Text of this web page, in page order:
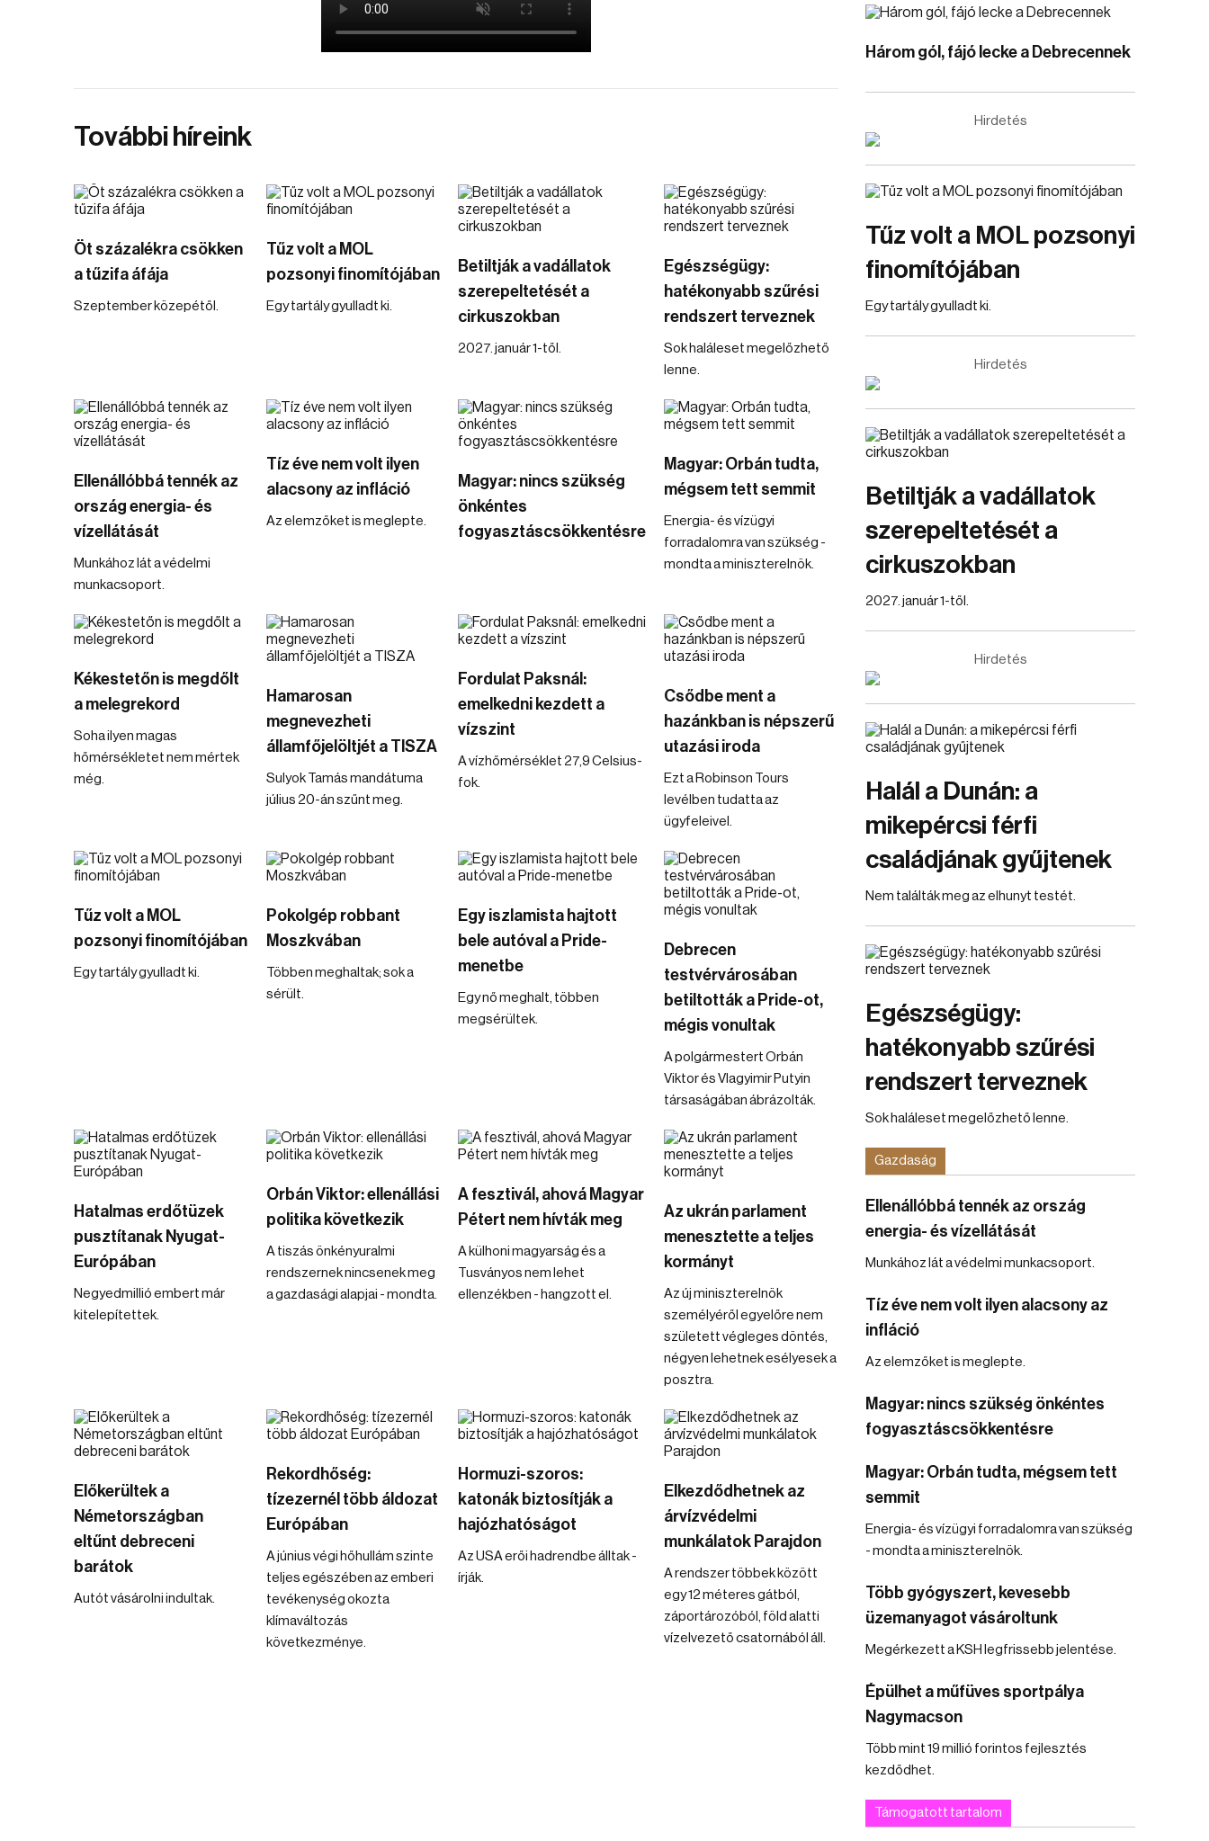
További híreink
Öt százalékra csökken
a tűzifa áfája
Szeptember közepétől.
Tűz volt a MOL
pozsonyi finomítójában
Egy tartály gyulladt ki.
Betiltják a vadállatok
szerepeltetését a
cirkuszokban
2027. január 1-től.
Egészségügy:
hatékonyabb szűrési
rendszert terveznek
Sok haláleset megelőzhető
lenne.
Ellenállóbbá tennék az
ország energia- és
vízellátását
Munkához lát a védelmi
munkacsoport.
Tíz éve nem volt ilyen
alacsony az infláció
Az elemzőket is meglepte.
Magyar: nincs szükség
önkéntes
fogyasztáscsökkentésre
Magyar: Orbán tudta,
mégsem tett semmit
Energia- és vízügyi
forradalomra van szükség -
mondta a miniszterelnök.
Kékestetőn is megdőlt
a melegrekord
Soha ilyen magas
hőmérsékletet nem mértek
még.
Hamarosan
megnevezheti
államfőjelöltjét a TISZA
Sulyok Tamás mandátuma
július 20-án szűnt meg.
Fordulat Paksnál:
emelkedni kezdett a
vízszint
A vízhőmérséklet 27,9 Celsius-
fok.
Csődbe ment a
hazánkban is népszerű
utazási iroda
Ezt a Robinson Tours
levélben tudatta az
ügyfeleivel.
Tűz volt a MOL
pozsonyi finomítójában
Egy tartály gyulladt ki.
Pokolgép robbant
Moszkvában
Többen meghaltak; sok a
sérült.
Egy iszlamista hajtott
bele autóval a Pride-
menetbe
Egy nő meghalt, többen
megsérültek.
Debrecen
testvérvárosában
betiltották a Pride-ot,
mégis vonultak
A polgármestert Orbán
Viktor és Vlagyimir Putyin
társaságában ábrázolták.
Hatalmas erdőtüzek
pusztítanak Nyugat-
Európában
Negyedmillió embert már
kitelepítettek.
Orbán Viktor: ellenállási
politika következik
A tiszás önkényuralmi
rendszernek nincsenek meg
a gazdasági alapjai - mondta.
A fesztivál, ahová Magyar
Pétert nem hívták meg
A külhoni magyarság és a
Tusványos nem lehet
ellenzékben - hangzott el.
Az ukrán parlament
menesztette a teljes
kormányt
Az új miniszterelnök
személyéről egyelőre nem
született végleges döntés,
négyen lehetnek esélyesek a
posztra.
Előkerültek a
Németországban
eltűnt debreceni
barátok
Autót vásárolni indultak.
Rekordhőség:
tízezernél több áldozat
Európában
A június végi hőhullám szinte
teljes egészében az emberi
tevékenység okozta
klímaváltozás
következménye.
Hormuzi-szoros:
katonák biztosítják a
hajózhatóságot
Az USA erői hadrendbe álltak -
írják.
Elkezdődhetnek az
árvízvédelmi
munkálatok Parajdon
A rendszer többek között
egy 12 méteres gátból,
záportározóból, föld alatti
vízelvezető csatornából áll.
Három gól, fájó lecke a Debrecennek
Hirdetés
Tűz volt a MOL pozsonyi
finomítójában
Egy tartály gyulladt ki.
Hirdetés
Betiltják a vadállatok
szerepeltetését a
cirkuszokban
2027. január 1-től.
Hirdetés
Halál a Dunán: a
mikepércsi férfi
családjának gyűjtenek
Nem találták meg az elhunyt testét.
Egészségügy:
hatékonyabb szűrési
rendszert terveznek
Sok haláleset megelőzhető lenne.
Gazdaság
Ellenállóbbá tennék az ország
energia- és vízellátását
Munkához lát a védelmi munkacsoport.
Tíz éve nem volt ilyen alacsony az
infláció
Az elemzőket is meglepte.
Magyar: nincs szükség önkéntes
fogyasztáscsökkentésre
Magyar: Orbán tudta, mégsem tett
semmit
Energia- és vízügyi forradalomra van szükség
- mondta a miniszterelnök.
Több gyógyszert, kevesebb
üzemanyagot vásároltunk
Megérkezett a KSH legfrissebb jelentése.
Épülhet a műfüves sportpálya
Nagymacson
Több mint 19 millió forintos fejlesztés
kezdődhet.
Támogatott tartalom